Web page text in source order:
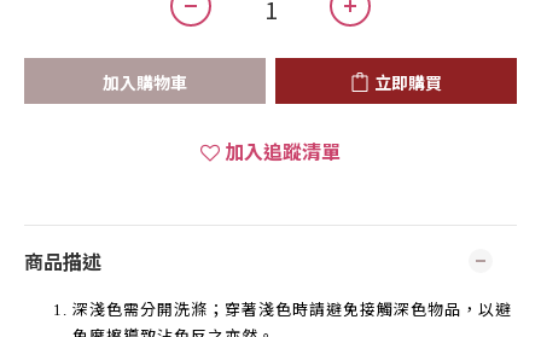
加入購物車 立即購買
加入追蹤清單
商品描述
深淺色需分開洗滌；穿著淺色時請避免接觸深色物品，以避